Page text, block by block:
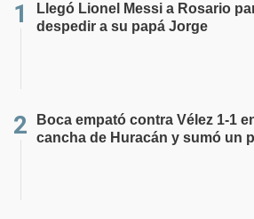
Llegó Lionel Messi a Rosario
despedir a su papá Jorge
Boca empató contra Vélez 1-1
cancha de Huracán y sumó un